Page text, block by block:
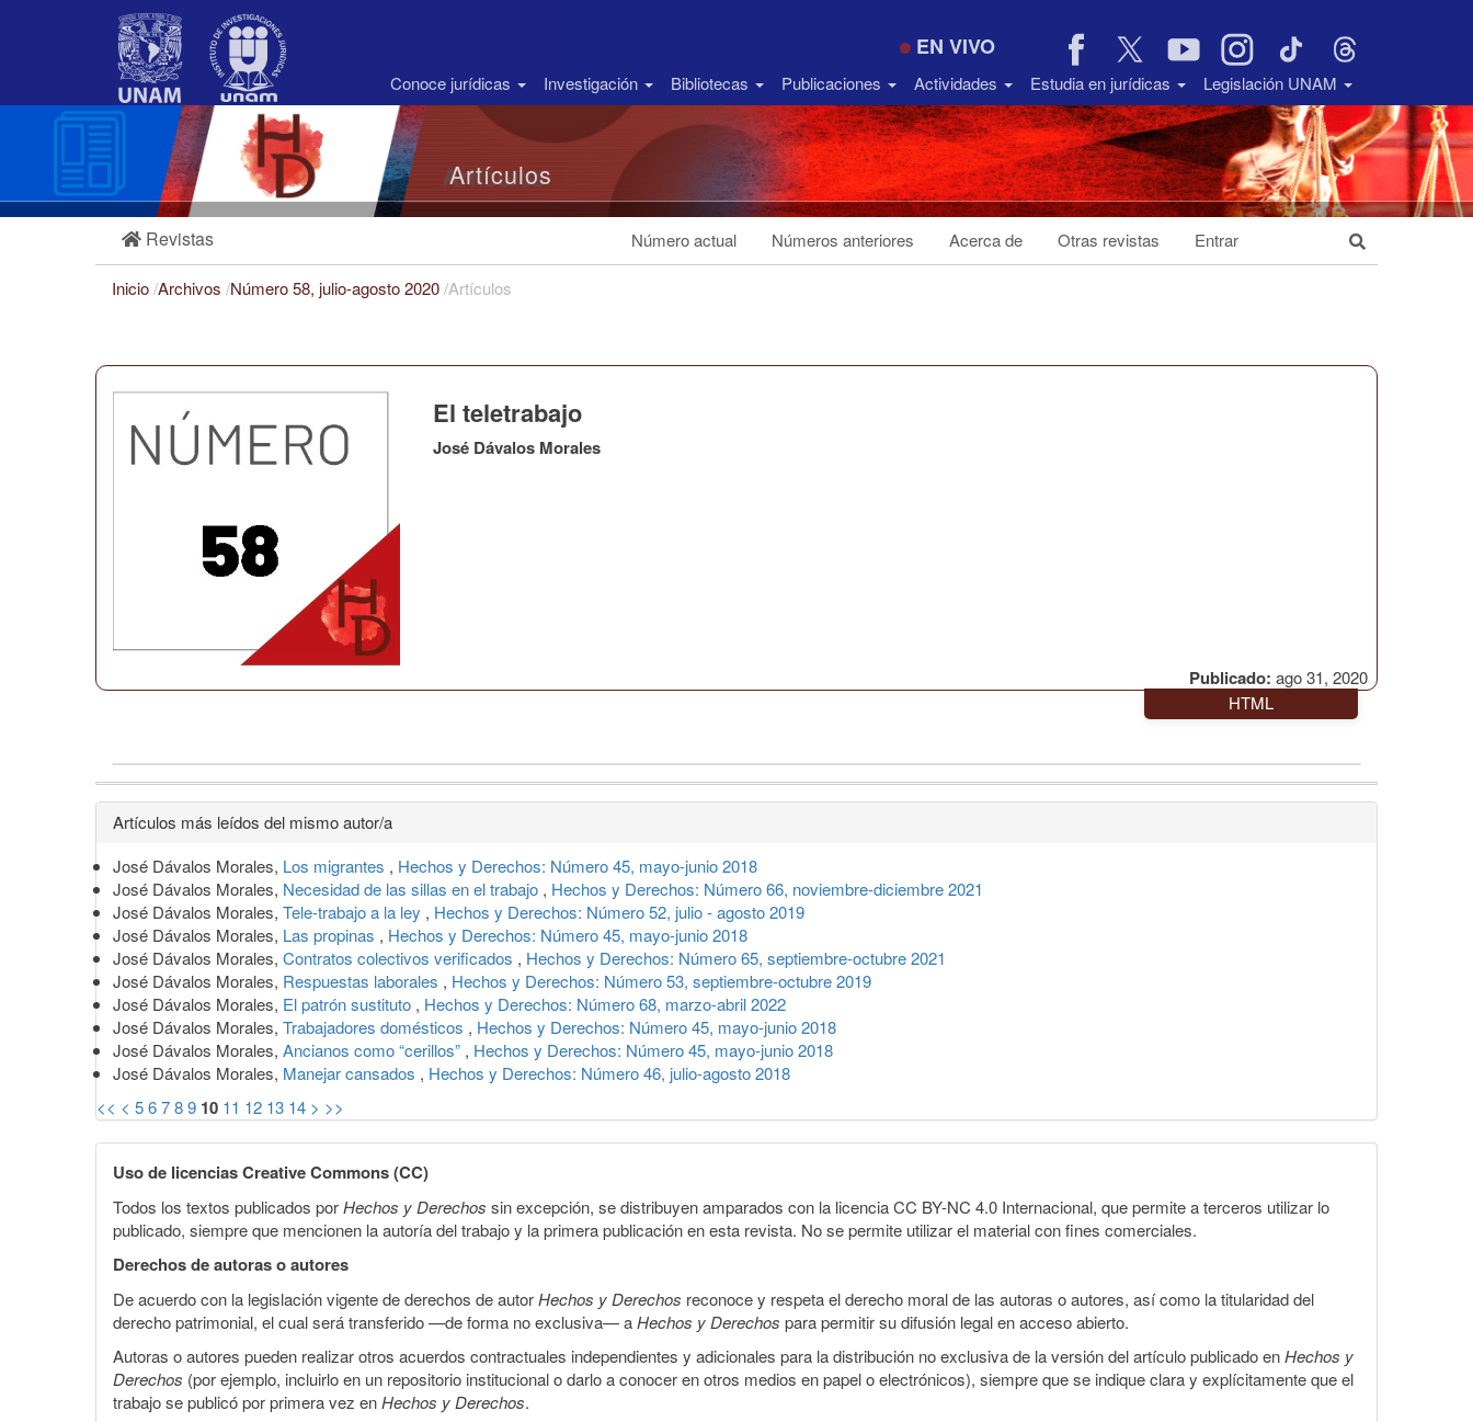
Barra
EN VIVO
Conoce jurídicas Investigación Bibliotecas Publicaciones Actividades Estudia en jurídicas Legislación UNAM
Artículos
Revistas Número actual Números anteriores Acerca de Otras revistas Entrar
Inicio/Archivos /Número 58, julio-agosto 2020/Artículos
Publicado: ago 31, 2020
El teletrabajo
José Dávalos Morales
HTML
Detalles
del
artículo
Artículos más leídos del mismo autor/a
José Dávalos Morales, Los migrantes , Hechos y Derechos: Número 45, mayo-junio 2018
José Dávalos Morales, Necesidad de las sillas en el trabajo , Hechos y Derechos: Número 66, noviembre-diciembre 2021
José Dávalos Morales, Tele-trabajo a la ley , Hechos y Derechos: Número 52, julio - agosto 2019
José Dávalos Morales, Las propinas , Hechos y Derechos: Número 45, mayo-junio 2018
José Dávalos Morales, Contratos colectivos verificados , Hechos y Derechos: Número 65, septiembre-octubre 2021
José Dávalos Morales, Respuestas laborales , Hechos y Derechos: Número 53, septiembre-octubre 2019
José Dávalos Morales, El patrón sustituto , Hechos y Derechos: Número 68, marzo-abril 2022
José Dávalos Morales, Trabajadores domésticos , Hechos y Derechos: Número 45, mayo-junio 2018
José Dávalos Morales, Ancianos como “cerillos” , Hechos y Derechos: Número 45, mayo-junio 2018
José Dávalos Morales, Manejar cansados , Hechos y Derechos: Número 46, julio-agosto 2018
<< < 56789 10 11 12 13 14 > >>
Uso de licencias Creative Commons (CC)
Todos los textos publicados porHechos y Derechos sin excepción, se distribuyen amparados con la licencia CC BY-NC 4.0 Internacional, que permite a terceros utilizar lo
publicado, siempre que mencionen la autoría del trabajo y la primera publicación en esta revista. No se permite utilizar el material con fines comerciales.
Derechos de autoras o autores
De acuerdo con la legislación vigente de derechos de autorHechos y Derechos reconoce y respeta el derecho moral de las autoras o autores, así como la titularidad del
derecho patrimonial, el cual será transferido —de forma no exclusiva— aHechos y Derechos para permitir su difusión legal en acceso abierto.
Autoras o autores pueden realizar otros acuerdos contractuales independientes y adicionales para la distribución no exclusiva de la versión del artículo publicado enHechos y
Derechos (por ejemplo, incluirlo en un repositorio institucional o darlo a conocer en otros medios en papel o electrónicos), siempre que se indique clara y explícitamente que el
trabajo se publicó por primera vez enHechos y Derechos.